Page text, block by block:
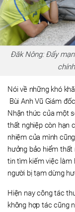
Đăk Nông: Đẩy
Nói về những khó
Bùi Anh Vũ Giám
Nhận thức của một
thất nghiệp còn hạn
nhiệm của mình
hưởng bảo hiểm
tin tìm kiếm việc làm
người bị tạm dừng
Hiện nay công tác
không hợp tác cũng